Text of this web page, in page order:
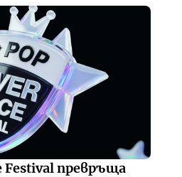
Festival превръща